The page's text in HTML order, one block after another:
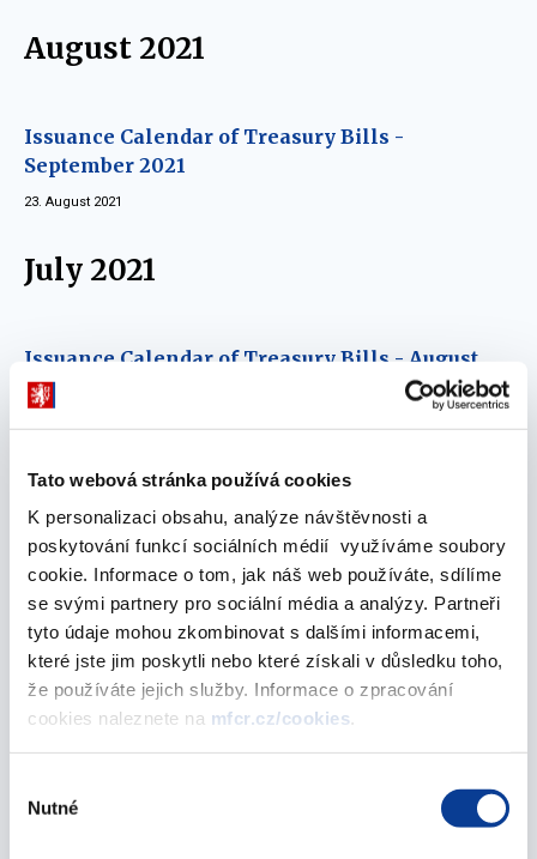
Tato webová stránka používá cookies
K personalizaci obsahu, analýze návštěvnosti a
poskytování funkcí sociálních médií využíváme soubory
cookie. Informace o tom, jak náš web používáte, sdílíme
se svými partnery pro sociální média a analýzy. Partneři
tyto údaje mohou zkombinovat s dalšími informacemi,
které jste jim poskytli nebo které získali v důsledku toho,
že používáte jejich služby. Informace o zpracování
cookies naleznete na mfcr.cz/cookies.
souhlasu
Nutné
August 2021
Issuance Calendar of Treasury Bills -
September 2021
23. August 2021
July 2021
Issuance Calendar of Treasury Bills - August
2021
June 2021
Issuance Calendar of Treasury Bills - July 2021
30. June 2021
May 2021
24. May 2021